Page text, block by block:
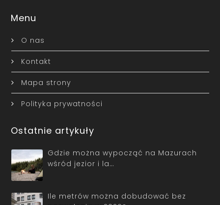
Menu
O nas
Kontakt
Mapa strony
Polityka prywatności
Ostatnie artykuły
Gdzie można wypocząć na Mazurach
wśród jezior i la…
Ile metrów można dobudować bez